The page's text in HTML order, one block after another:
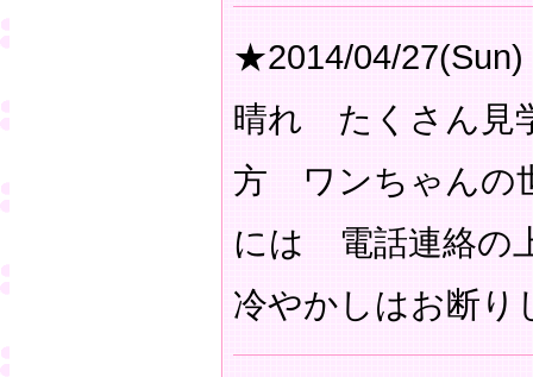
★2014/04/27(Sun)
晴れ たくさん見
方 ワンちゃんの
には 電話連絡の
冷やかしはお断り